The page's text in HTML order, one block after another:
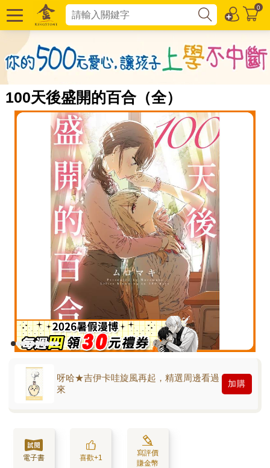
0
100天後盛開的百合（全）
呀哈★吉伊卡哇旋風再起，精選周邊看過
來
加購
電子書 喜歡+1
寫評價
賺金幣